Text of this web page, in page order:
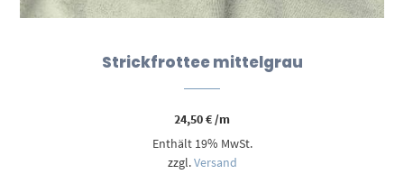
Strickfrottee mittelgrau
24,50€/m
Enthält 19% MwSt.
zzgl.Versand